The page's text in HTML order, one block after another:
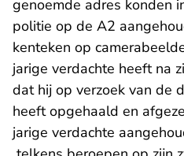
genoemde adres konden
politie op de A2
kenteken op
jarige verdachte heeft na
dat hij op verzoek van de
heeft opgehaald en
jarige verdachte